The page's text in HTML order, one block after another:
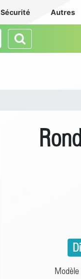
Sécurité Autres
Modèle